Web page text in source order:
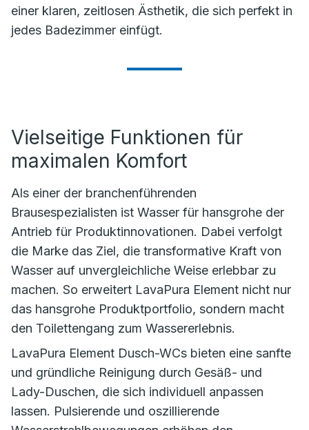
einer klaren, zeitlosen Ästhetik, die sich perfekt in
jedes Badezimmer einfügt.
Vielseitige Funktionen für
maximalen Komfort
Als einer der branchenführenden
Brausespezialisten ist Wasser für hansgrohe der
Antrieb für Produktinnovationen. Dabei verfolgt
die Marke das Ziel, die transformative Kraft von
Wasser auf unvergleichliche Weise erlebbar zu
machen. So erweitert LavaPura Element nicht nur
das hansgrohe Produktportfolio, sondern macht
den Toilettengang zum Wassererlebnis.
LavaPura Element Dusch-WCs bieten eine sanfte
und gründliche Reinigung durch Gesäß- und
Lady-Duschen, die sich individuell anpassen
lassen. Pulsierende und oszillierende